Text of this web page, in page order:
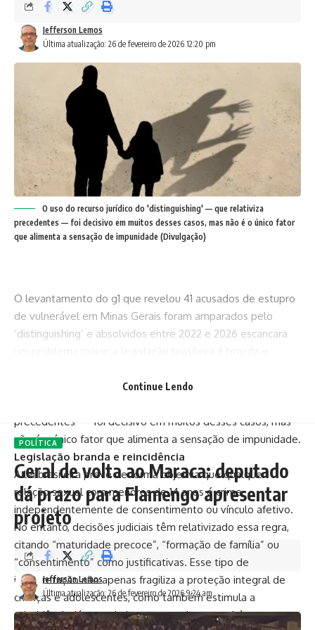
Última atualização: 26 de fevereiro de 2026 12:20 pm
Jefferson Lemos
O uso do recurso jurídico do 'distinguishing' — que relativiza
precedentes — foi decisivo em muitos desses casos, mas não é o único fator
que alimenta a sensação de impunidade (Divulgação)
O levantamento do g1 que revelou 41 acusados de estupro
de vulnerável em Minas Gerais foram amparados pelo
‘distinguishing’ e absolvidos entre 2022 e 2026 escancara
tem permitido que criminosos escapem da punição. O uso
precedentes — foi decisivo em muitos desses casos, mas
não é o único fator que alimenta a sensação de impunidade.
Legislação branda e reincidência
A lei brasileira prevê de forma objetiva que qualquer
relação sexual com menores de 14 anos é crime,
independentemente de consentimento ou vínculo afetivo.
No entanto, decisões judiciais têm relativizado essa regra,
citando “maturidade precoce”, “formação de família” ou
“consentimento” como justificativas. Esse tipo de
interpretação não apenas fragiliza a proteção integral de
crianças e adolescentes, como também estimula a
reincidência, já que criminosos percebem que há espaço
Continue Lendo
POLÍTICA
Geral de volta ao Maraca: deputado
dá prazo para Flamengo apresentar
projeto
Última atualização: 26 de fevereiro de 2026 9:24 am
Jefferson Lemos